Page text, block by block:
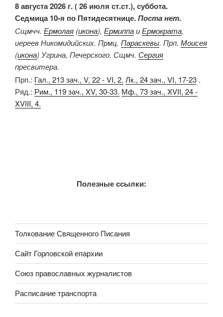
8 августа 2026 г. ( 26 июля ст.ст.), суббота.
Седмица 10-я по Пятидесятнице.Поста нет.
Сщмчч. Ермолая (икона), ЕрмиппаиЕрмократа,
иереев Никомидийских. Прмц. Параскевы. Прп. Моисея
(икона) Угрина, Печерского. Сщмч. Сергия
пресвитера.
Прп.: Гал., 213 зач., V, 22 - VI, 2. Лк., 24 зач., VI, 17-23 .
Ряд.: Рим., 119 зач., XV, 30-33. Мф., 73 зач., XVII, 24 -
XVIII, 4.
Полезные ссылки:
Толкование Священного Писания
Сайт Горловской епархии
Союз православных журналистов
Расписание транспорта